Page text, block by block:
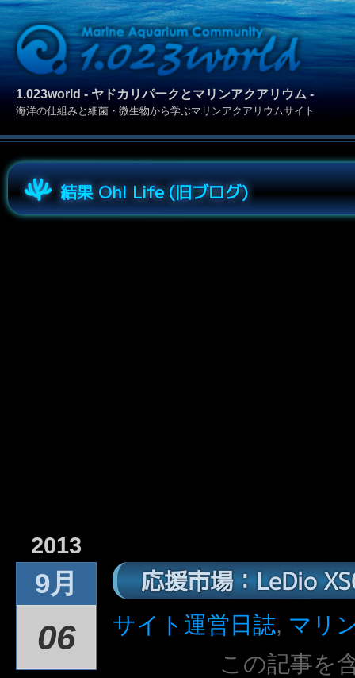
1.023world - ヤドカリパークとマリンアクアリウム -
海洋の仕組みと細菌・微生物から学ぶマリンアクアリウムサイト
結果 Oh! Life (旧ブログ)
2013
9月
06
応援市場：LeDio
サイト運営日誌, マリ
この記事を